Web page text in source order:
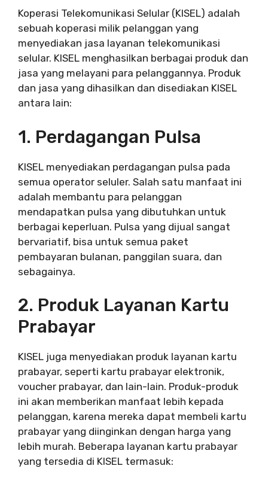
Koperasi Telekomunikasi Selular (KISEL) adalah
sebuah koperasi milik pelanggan yang
menyediakan jasa layanan telekomunikasi
selular. KISEL menghasilkan berbagai produk dan
jasa yang melayani para pelanggannya. Produk
dan jasa yang dihasilkan dan disediakan KISEL
antara lain:
1. Perdagangan Pulsa
KISEL menyediakan perdagangan pulsa pada
semua operator seluler. Salah satu manfaat ini
adalah membantu para pelanggan
mendapatkan pulsa yang dibutuhkan untuk
berbagai keperluan. Pulsa yang dijual sangat
bervariatif, bisa untuk semua paket
pembayaran bulanan, panggilan suara, dan
sebagainya.
2. Produk Layanan Kartu
Prabayar
KISEL juga menyediakan produk layanan kartu
prabayar, seperti kartu prabayar elektronik,
voucher prabayar, dan lain-lain. Produk-produk
ini akan memberikan manfaat lebih kepada
pelanggan, karena mereka dapat membeli kartu
prabayar yang diinginkan dengan harga yang
lebih murah. Beberapa layanan kartu prabayar
yang tersedia di KISEL termasuk: